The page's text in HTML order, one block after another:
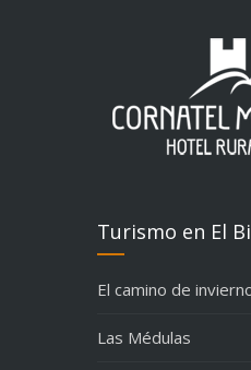
Turismo en El
El camino de
Las Médulas